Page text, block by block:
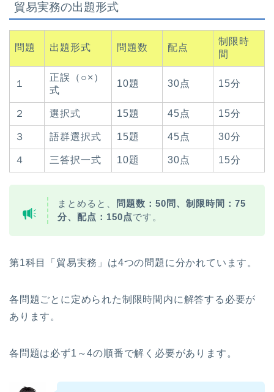
貿易実務の出題形式
問題 出題形式 問題数 配点
制限時
間
１
正誤（○×）
式
10題 30点 15分
２ 選択式 15題 45点 15分
３ 語群選択式 15題 45点 30分
４ 三答択一式 10題 30点 15分
まとめると、
問題数：50問、制限時間：75
分、配点：150点です。
第1科目「貿易実務」は4つの問題に分かれています。
各問題ごとに定められた制限時間内に解答する必要が
あります。
各問題は必ず1～4の順番で解く必要があります。